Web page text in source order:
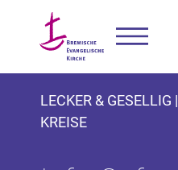
LECKER & GESELLIG
KREISE